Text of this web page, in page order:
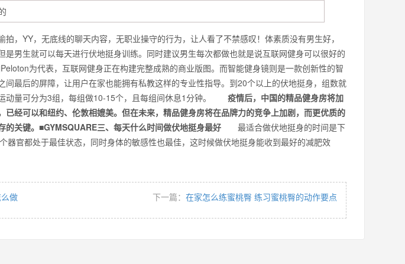
，YY，无底线的聊天内容，无职业操守的行为，让人看了不禁感叹！体素质没有男生好，
是男生就可以每天进行伏地挺身训练。同时建议男生每次都做也就是说互联网健身可以很好的
为代表，互联网健身正在构建完整成熟的商业版图。而智能健身镜则是一款创新性的智
间最后的屏障，让用户在家也能拥有私教这样的专业性指导。到20个以上的伏地挺身，组数就
动量可分为3组，每组做10-15个，且每组间休息1分钟。 疫情后，中国的精品健身房将加
已经可以和纽约、伦敦相媲美。但在未来，精品健身房将在品牌力的竞争上加剧，而更优质的
的关键。■GYMSQUARE三、每天什么时间做伏地挺身最好 最适合做伏地挺身的时间是下
器官都处于最佳状态，同时身体的敏感性也最佳，这时候做伏地挺身能收到最好的减肥效
做 下一篇： 在家怎么练蜜桃臀 练习蜜桃臀的动作要点